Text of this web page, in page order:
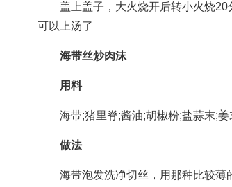
盖上盖子，大火烧开后转小火烧20
可以上汤了
海带丝炒肉沫
用料
海带;猪里脊;酱油;胡椒粉;盐蒜末;姜
做法
海带泡发洗净切丝，用那种比较薄